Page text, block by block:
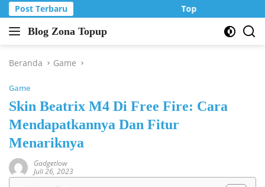
Langsung
ke
konten
Post Terbaru Top Up Murah di
Blog Zona Topup
Tips
Trik
game
online
Beranda Game
Game
Skin Beatrix M4 Di Free Fire: Cara
Mendapatkannya Dan Fitur
Menariknya
Gadgetlow
Juli 26, 2023